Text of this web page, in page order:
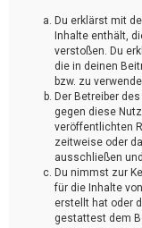
Du erklärst mit
Inhalte enthält,
verstoßen. Du
die in deinen
bzw. zu
Der Betreiber
gegen diese
veröffentlichten
zeitweise oder
ausschließen
Du nimmst zur
für die Inhalte
erstellt hat oder
gestattest dem